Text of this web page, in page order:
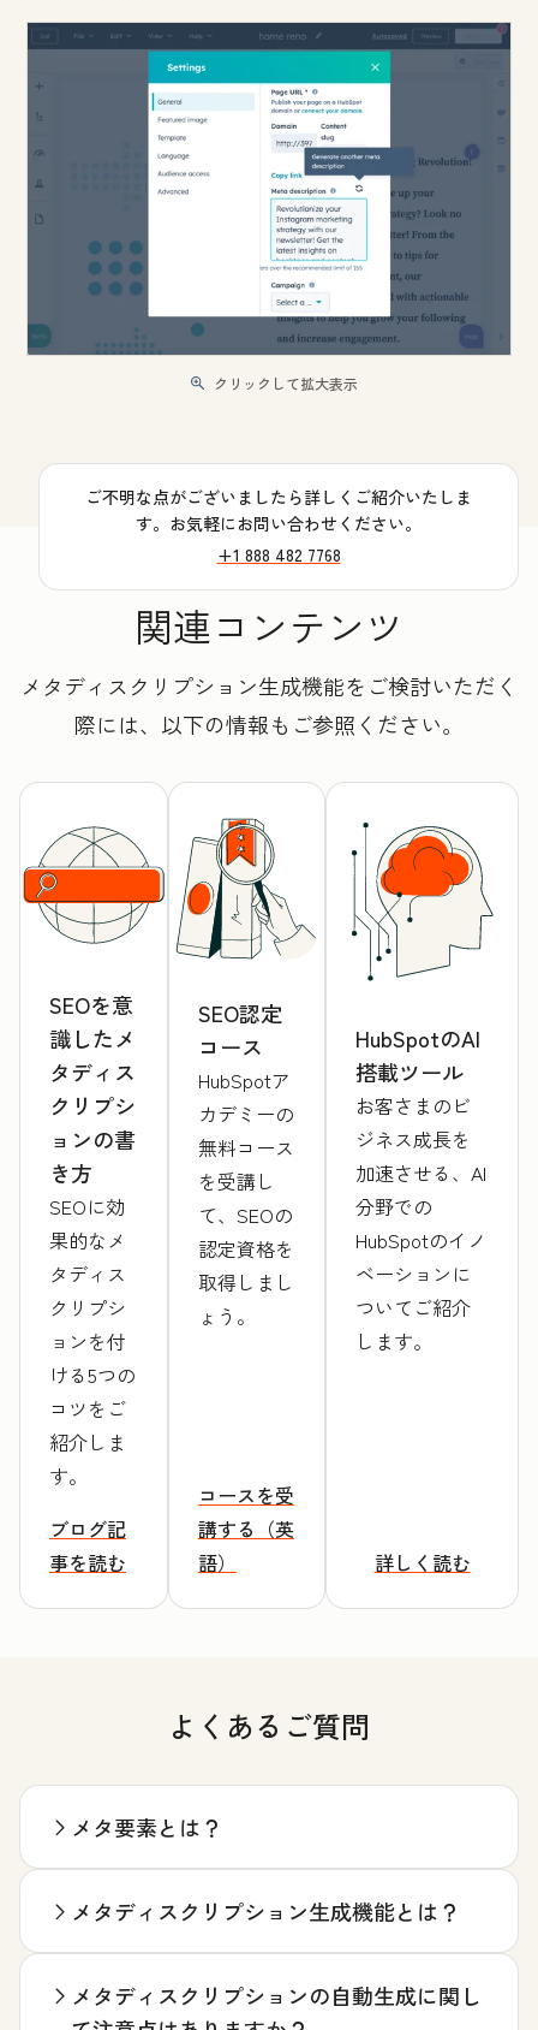
クリックして拡大表示
ご不明な点がございましたら詳しくご紹介いたしま
す。お気軽にお問い合わせください。
+1 888 482 7768
関連コンテンツ
メタディスクリプション生成機能をご検討いただく
際には、以下の情報もご参照ください。
SEOを意
識したメ
タディス
クリプシ
ョンの書
き方
SEOに効
果的なメ
タディス
クリプシ
ョンを付
ける5つの
コツをご
紹介しま
す。
ブログ記
事を読む
SEO認定
コース
HubSpotア
カデミーの
無料コース
を受講し
て、SEOの
認定資格を
取得しまし
ょう。
コースを受
講する（英
語）
HubSpotのAI
搭載ツール
お客さまのビ
ジネス成長を
加速させる、AI
分野での
HubSpotのイノ
ベーションに
ついてご紹介
します。
詳しく読む
よくあるご質問
メタ要素とは？
メタディスクリプション生成機能とは？
メタディスクリプションの自動生成に関し